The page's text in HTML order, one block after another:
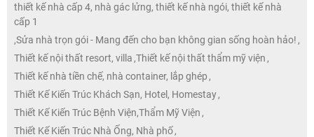
thiết kế nhà cấp 4, nhà gác lửng, thiết kế nhà ngói, thiết kế nhà
cấp 1
,Sửa nhà trọn gói - Mang đến cho bạn không gian sống hoàn hảo! ,
Thiết kế nội thất resort, villa ,Thiết kế nội thất thẩm mỹ viện ,
Thiết kế nhà tiền chế, nhà container, lắp ghép ,
Thiết Kế Kiến Trúc Khách Sạn, Hotel, Homestay,
Thiết Kế Kiến Trúc Bệnh Viện,Thẩm Mỹ Viện ,
Thiết Kế Kiến Trúc Nhà Ống, Nhà phố,